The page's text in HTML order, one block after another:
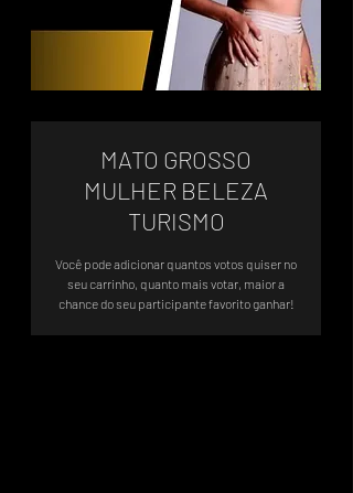
MATO GROSSO
MULHER BELEZA
TURISMO
Você pode adicionar quantos votos quiser no
seu carrinho, quanto mais votar, maior a
chance do seu participante favorito ganhar!